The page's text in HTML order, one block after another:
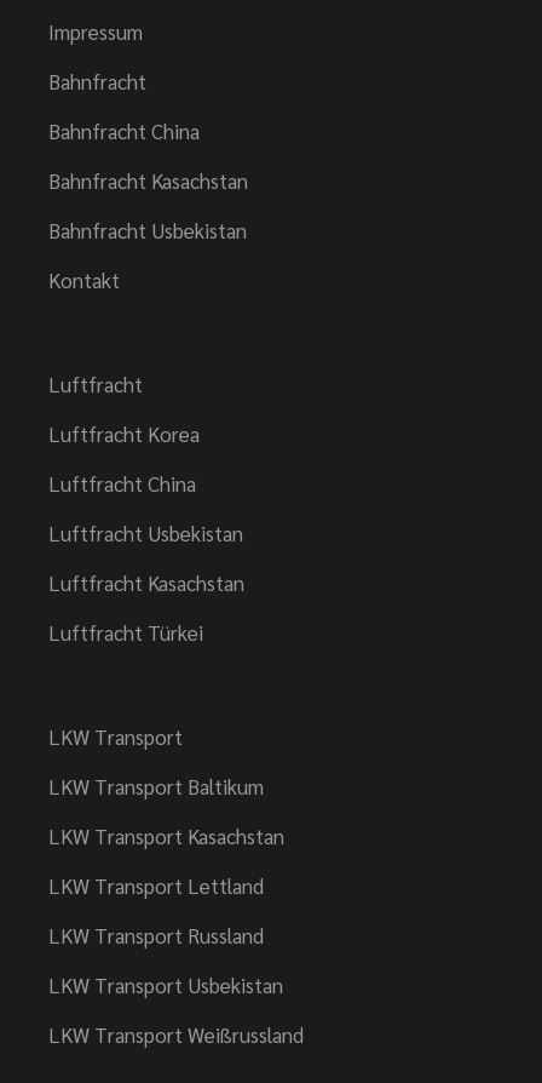
Impressum
Bahnfracht
Bahnfracht China
Bahnfracht Kasachstan
Bahnfracht Usbekistan
Kontakt
Luftfracht
Luftfracht Korea
Luftfracht China
Luftfracht Usbekistan
Luftfracht Kasachstan
Luftfracht Türkei
LKW Transport
LKW Transport Baltikum
LKW Transport Kasachstan
LKW Transport Lettland
LKW Transport Russland​​
LKW Transport Usbekistan
LKW Transport Weißrussland